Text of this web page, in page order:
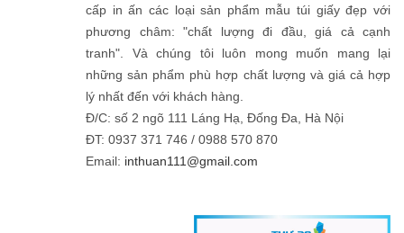
cấp in ấn các loại sản phẩm mẫu túi giấy đẹp với
phương châm: "chất lượng đi đầu, giá cả cạnh
tranh". Và chúng tôi luôn mong muốn mang lại
những sản phẩm phù hợp chất lượng và giá cả hợp
lý nhất đến với khách hàng.
Đ/C: số 2 ngõ 111 Láng Hạ, Đống Đa, Hà Nội
ĐT: 0937 371 746 / 0988 570 870
Email: inthuan111@gmail.com